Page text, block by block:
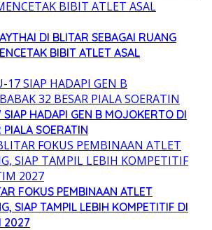
DI BLITAR SEBAGAI RUANG
BIBIT ATLET ASAL
SIAP HADAPI GEN B MOJOKERTO DI
SOERATIN
FOKUS PEMBINAAN ATLET
SIAP TAMPIL LEBIH KOMPETITIF DI
2027